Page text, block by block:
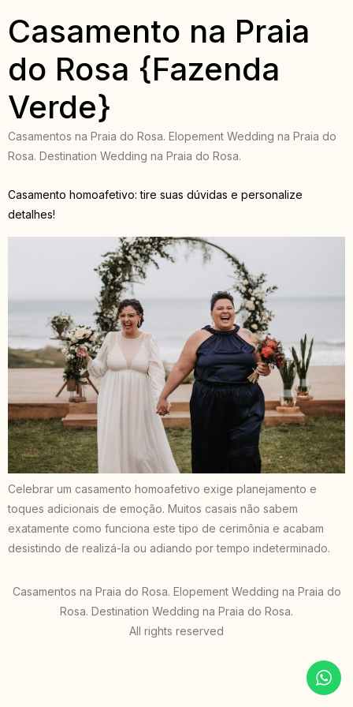
Casamento na Praia
do Rosa {Fazenda
Verde}
Casamentos na Praia do Rosa. Elopement Wedding na Praia do
Rosa. Destination Wedding na Praia do Rosa.
Casamento homoafetivo: tire suas dúvidas e personalize
detalhes!
Celebrar um casamento homoafetivo exige planejamento e
toques adicionais de emoção. Muitos casais não sabem
exatamente como funciona este tipo de cerimônia e acabam
desistindo de realizá-la ou adiando por tempo indeterminado.
Casamentos na Praia do Rosa. Elopement Wedding na Praia do
Rosa. Destination Wedding na Praia do Rosa.
All rights reserved